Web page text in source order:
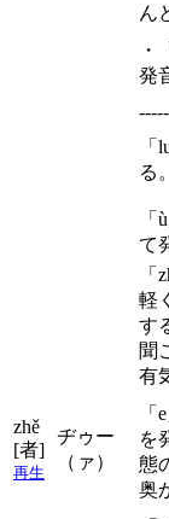
ん
発
る。
て
zhě
[者]
再生
ヂゥー
（ァ）
軽
す
聞
有
を
態
奥